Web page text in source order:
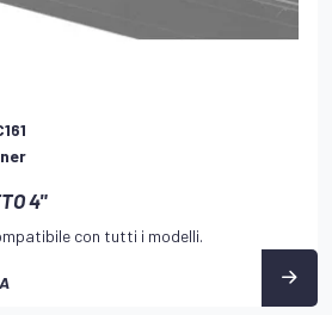
4"
con tutti i modelli.